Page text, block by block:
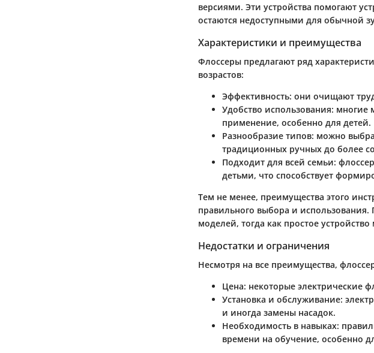
версиями. Эти устройства помогают
остаются недоступными для обычной
Характеристики и преимущества
Флоссеры предлагают ряд
возрастов:
Эффективность: они очищают
Удобство использования: многие
применение, особенно для детей.
Разнообразие типов: можно
традиционных ручных до более
Подходит для всей семьи:
детьми, что способствует
Тем не менее, преимущества этого
правильного выбора и
моделей, тогда как простое
Недостатки и ограничения
Несмотря на все преимущества,
Цена: некоторые электрические
Установка и обслуживание:
и иногда замены насадок.
Необходимость в навыках:
времени на обучение, особенно